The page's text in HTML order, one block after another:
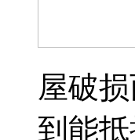
屋破
到能